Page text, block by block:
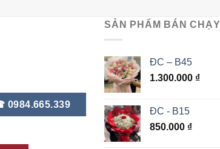
0984.665.339
SẢN PHẨM BÁN CHẠY
ĐC – B45
1.300.000 ₫
ĐC - B15
850.000 ₫